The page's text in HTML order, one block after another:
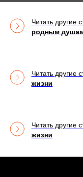
Читать другие
родным
Читать другие
жизни
Читать другие
жизни